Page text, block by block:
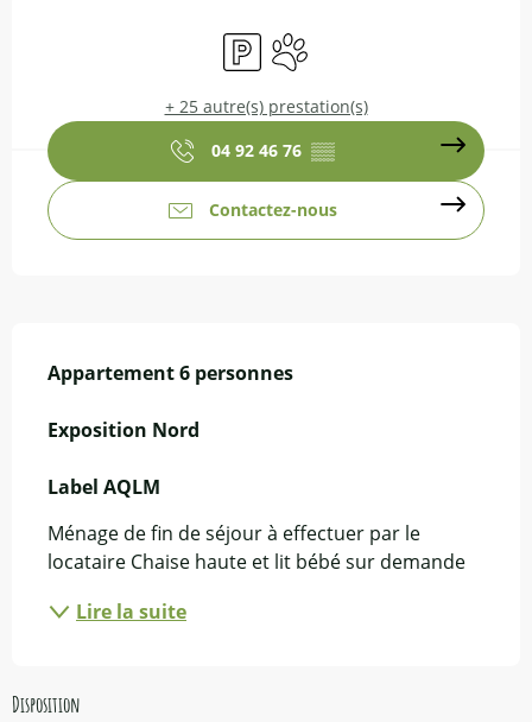
ParkingAnimaux acceptés
+ 25 autre(s) prestation(s)
04 92 46 76 ▒▒
Contactez-nous
Appartement 6 personnes
Exposition Nord
Label AQLM
Ménage de fin de séjour à effectuer par le
locataire Chaise haute et lit bébé sur demande
Lire la suite
Disposition